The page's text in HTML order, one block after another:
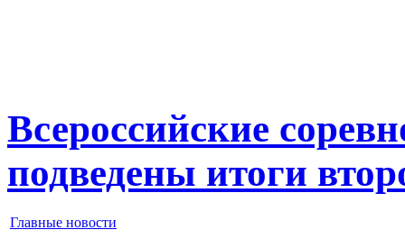
Всероссийские
подведены итоги
Главные новости